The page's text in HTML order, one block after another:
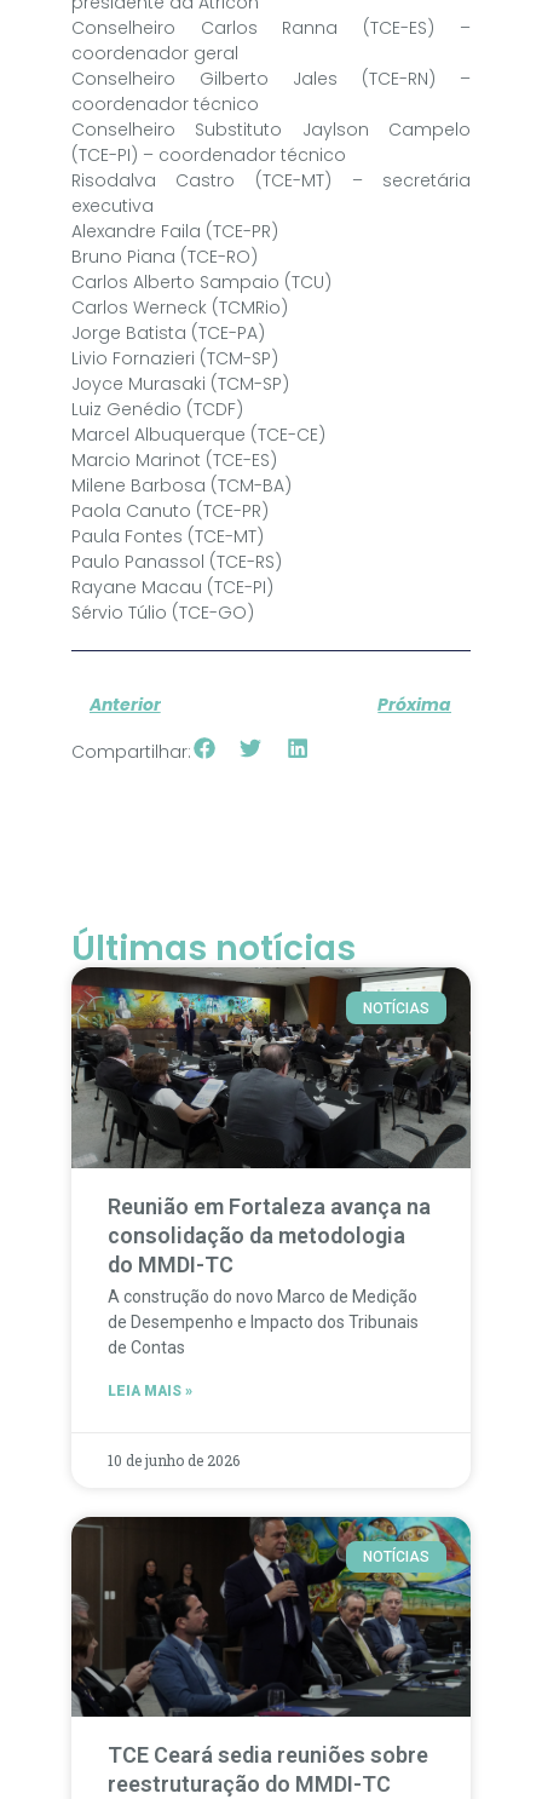
Conselheiro Carlos Ranna (TCE-ES) –
coordenador geral
Conselheiro Gilberto Jales (TCE-RN) –
coordenador técnico
Conselheiro Substituto Jaylson Campelo
(TCE-PI) – coordenador técnico
Risodalva Castro (TCE-MT) – secretária
executiva
Alexandre Faila (TCE-PR)
Bruno Piana (TCE-RO)
Carlos Alberto Sampaio (TCU)
Carlos Werneck (TCMRio)
Jorge Batista (TCE-PA)
Livio Fornazieri (TCM-SP)
Joyce Murasaki (TCM-SP)
Luiz Genédio (TCDF)
Marcel Albuquerque (TCE-CE)
Marcio Marinot (TCE-ES)
Milene Barbosa (TCM-BA)
Paola Canuto (TCE-PR)
Paula Fontes (TCE-MT)
Paulo Panassol (TCE-RS)
Rayane Macau (TCE-PI)
Sérvio Túlio (TCE-GO)
Anterior
Próxima
Compartilhar:
Últimas notícias
NOTÍCIAS
Reunião em Fortaleza avança na
consolidação da metodologia
do MMDI-TC
A construção do novo Marco de Medição
de Desempenho e Impacto dos Tribunais
de Contas
LEIA MAIS »
10 de junho de 2026
NOTÍCIAS
TCE Ceará sedia reuniões sobre
reestruturação do MMDI-TC